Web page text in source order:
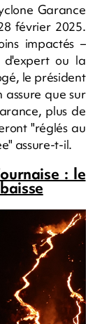
Garance
février 2025.
impactés –
d'expert ou la
le président
assure que sur
plus de
"réglés au
assure-t-il.
: le